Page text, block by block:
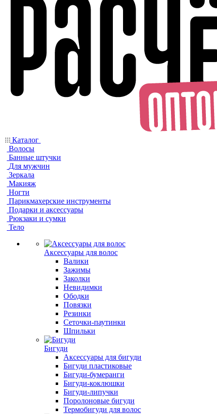
Каталог
Волосы
Банные штучки
Для мужчин
Зеркала
Макияж
Ногти
Парикмахерские инструменты
Подарки и аксессуары
Рюкзаки и сумки
Тело
Аксессуары для волос
Валики
Зажимы
Заколки
Невидимки
Ободки
Повязки
Резинки
Сеточки-паутинки
Шпильки
Бигуди
Аксессуары для бигуди
Бигуди пластиковые
Бигуди-бумеранги
Бигуди-коклюшки
Бигуди-липучки
Поролоновые бигуди
Термобигуди для волос